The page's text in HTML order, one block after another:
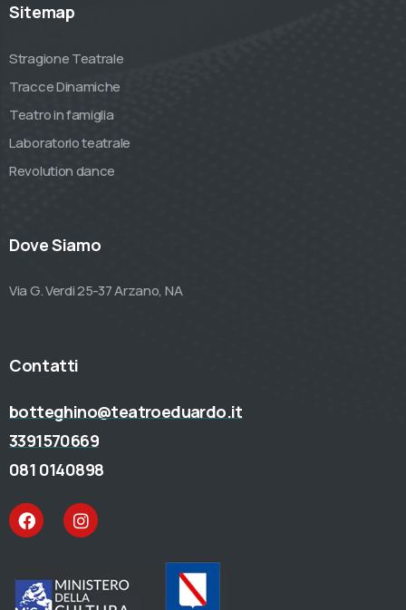
Sitemap
Stragione Teatrale
Tracce Dinamiche
Teatro in famiglia
Laboratorio teatrale
Revolution dance
Dove Siamo
Via G. Verdi 25-37 Arzano, NA
Contatti
botteghino@teatroeduardo.it
3391570669
081 0140898